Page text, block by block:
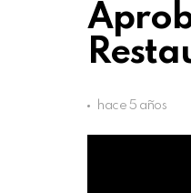
hace 5 años